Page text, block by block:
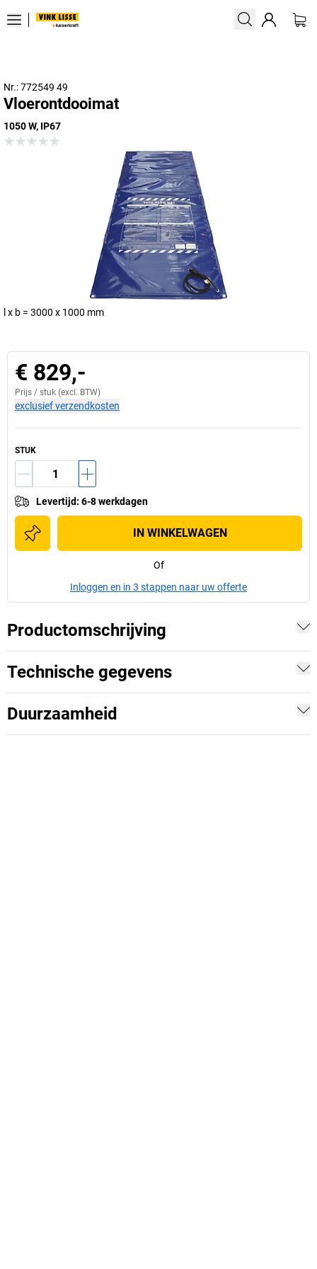
Nr.: 772549 49
Vloerontdooimat
1050 W, IP67
l x b = 3000 x 1000 mm
€ 829,-
Prijs / stuk (excl. BTW)
exclusief verzendkosten
STUK
Levertijd: 6-8 werkdagen
IN WINKELWAGEN
Of
Inloggen en in 3 stappen naar uw offerte
Productomschrijving
Technische gegevens
Duurzaamheid